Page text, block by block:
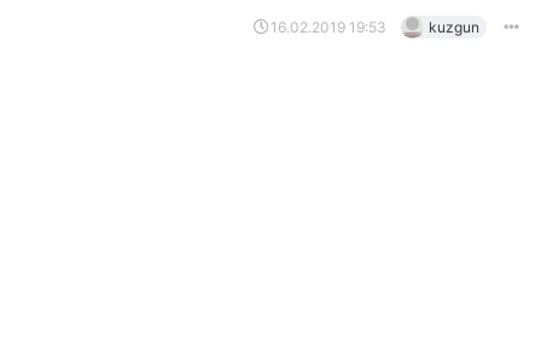
16.02.2019 19:53 kuzgun